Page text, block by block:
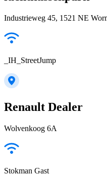
Industrieweg 45, 1521 NE
_IH_StreetJump
Renault Dealer
Wolvenkoog 6A
Stokman Gast